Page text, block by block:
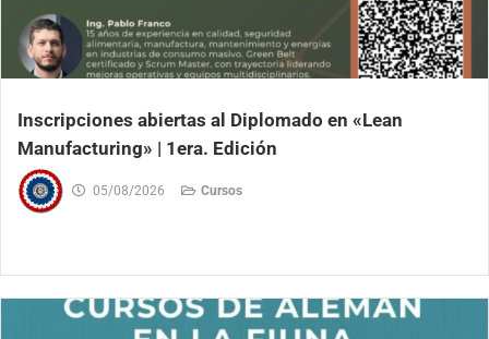
Inscripciones abiertas al Diplomado en «Lean
Manufacturing» | 1era. Edición
05/08/2026 Cursos